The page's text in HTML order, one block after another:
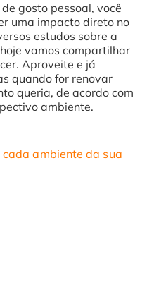
gosto pessoal, você
uma impacto direto no
estudos sobre a
vamos compartilhar
Aproveite e já
quando for renovar
queria, de acordo com
ambiente.